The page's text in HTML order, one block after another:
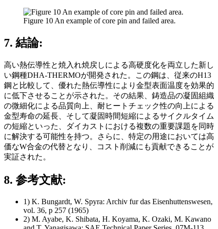
Figure 10 An example of core pin and failed area.
7. 結論:
高い熱伝導性と焼入れ焼戻しによる高硬度化を両立した新し
い鋼種DHA-THERMOが開発された。この鋼は、従来のH13
鋼と比較して、優れた熱伝導性により金型表面温度を効果的
に低下させることが示された。その結果、鋳造品の凝固組織
の微細化による品質向上、耐ヒートチェック性の向上による
金型寿命の延長、そして凝固時間短縮によるサイクルタイム
の短縮といった、ダイカストにおける複数の重要課題を同時
に解決する可能性を持つ。さらに、特定の用途においては高
価なW合金の代替となり、コスト削減にも貢献できることが
実証された。
8. 参考文献:
1) K. Bungardt, W. Spyra: Archiv fur das Eisenhuttenswesen,
vol. 36, p 257 (1965)
2) M. Ayabe, K. Shibata, H. Koyama, K. Ozaki, M. Kawano